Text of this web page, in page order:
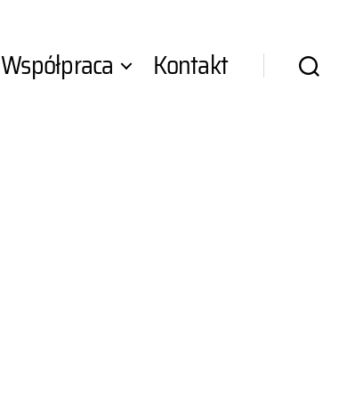
Współpraca Kontakt